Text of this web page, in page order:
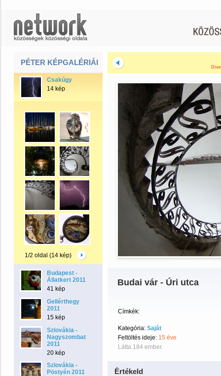
PÉTER KÉPGALÉRIÁI
Csakúgy
14 kép
1/2 oldal (14 kép)
Budapest -
Állatkert 2011
41 kép
Gellérthegy
2011
15 kép
Szlovákia -
Nagyszombat
2011
20 kép
Szlovákia -
Pöstyén 2011
Budai vár - Úri utca
Címkék:
Kategória: Saját
Feltöltés ideje: 15 éve
Látta 184 ember.
Értékeld